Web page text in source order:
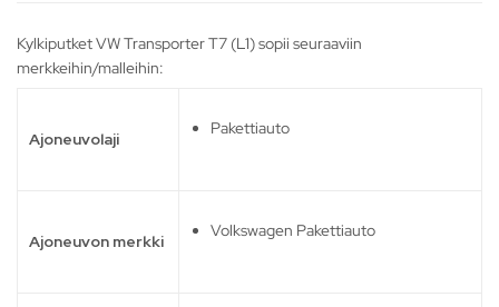
Kylkiputket VW Transporter T7 (L1) sopii seuraaviin
merkkeihin/malleihin:
Ajoneuvolaji
Pakettiauto
Ajoneuvon merkki
Volkswagen Pakettiauto